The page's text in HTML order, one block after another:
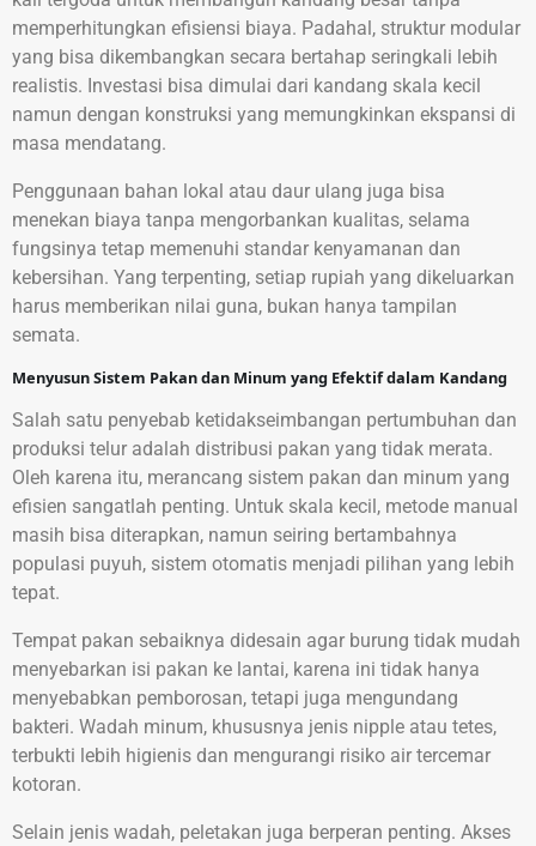
memperhitungkan efisiensi biaya. Padahal, struktur modular
yang bisa dikembangkan secara bertahap seringkali lebih
realistis. Investasi bisa dimulai dari kandang skala kecil
namun dengan konstruksi yang memungkinkan ekspansi di
masa mendatang.
Penggunaan bahan lokal atau daur ulang juga bisa
menekan biaya tanpa mengorbankan kualitas, selama
fungsinya tetap memenuhi standar kenyamanan dan
kebersihan. Yang terpenting, setiap rupiah yang dikeluarkan
harus memberikan nilai guna, bukan hanya tampilan
semata.
Menyusun Sistem Pakan dan Minum yang Efektif dalam Kandang
Salah satu penyebab ketidakseimbangan pertumbuhan dan
produksi telur adalah distribusi pakan yang tidak merata.
Oleh karena itu, merancang sistem pakan dan minum yang
efisien sangatlah penting. Untuk skala kecil, metode manual
masih bisa diterapkan, namun seiring bertambahnya
populasi puyuh, sistem otomatis menjadi pilihan yang lebih
tepat.
Tempat pakan sebaiknya didesain agar burung tidak mudah
menyebarkan isi pakan ke lantai, karena ini tidak hanya
menyebabkan pemborosan, tetapi juga mengundang
bakteri. Wadah minum, khususnya jenis nipple atau tetes,
terbukti lebih higienis dan mengurangi risiko air tercemar
kotoran.
Selain jenis wadah, peletakan juga berperan penting. Akses